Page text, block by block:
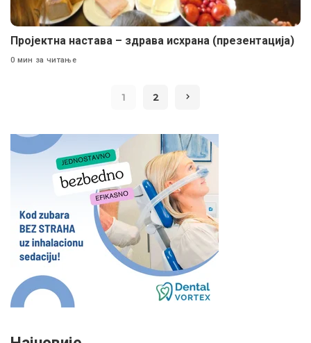
Пројектна настава – здрава исхрана (презентација)
0 мин за читање
1 2